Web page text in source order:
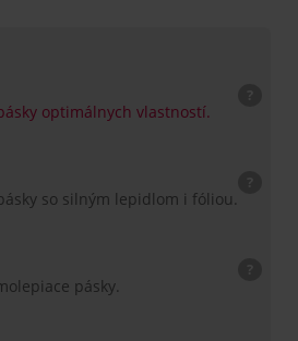
optimálnych vlastností.
so silným lepidlom i fóliou.
pásky.